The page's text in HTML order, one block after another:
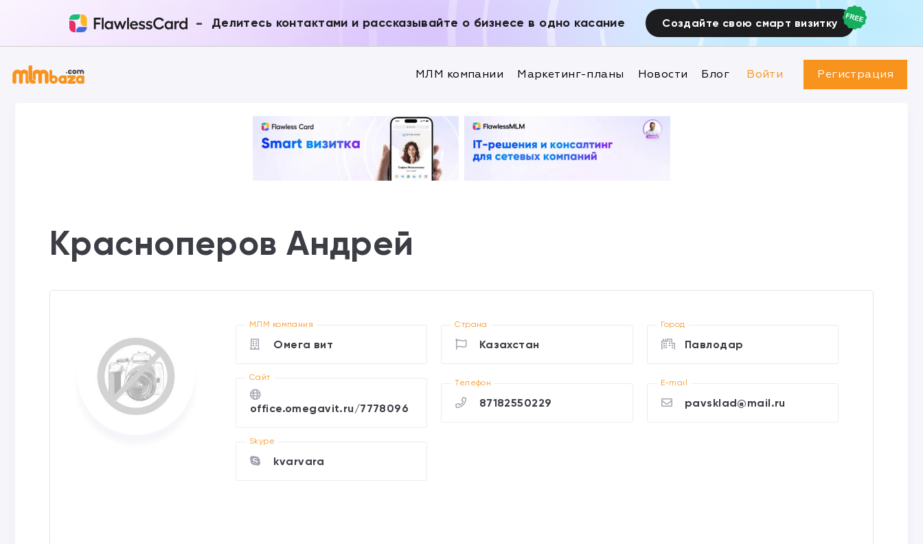
- Делитесь контактами и рассказывайте о бизнесе в одно касание Создайте свою смарт визитку
МЛМ компании Маркетинг-планы Новости Блог Войти Регистрация
Красноперов Андрей
МЛМ компания
Омега вит
Страна
Казахстан
Город
Павлодар
Cайт
office.omegavit.ru/7778096
Телефон
87182550229
E-mail
pavsklad@mail.ru
Skype
kvarvara